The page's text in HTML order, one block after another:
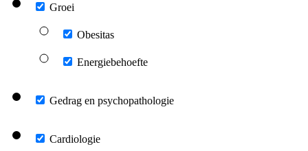
Groei
Obesitas
Energiebehoefte
Gedrag en psychopathologie
Cardiologie